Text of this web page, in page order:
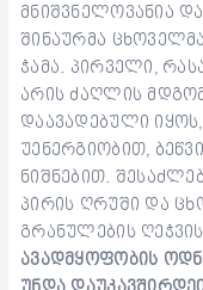
მნიშვნელოვანია
შინაურმა
ჭამა. პირველი,
არის ძაღლის
დაავადებული
უენერგიობით,
ნიშნებით.
პირის ღრუში და
გრანულების
ავადმყოფობის